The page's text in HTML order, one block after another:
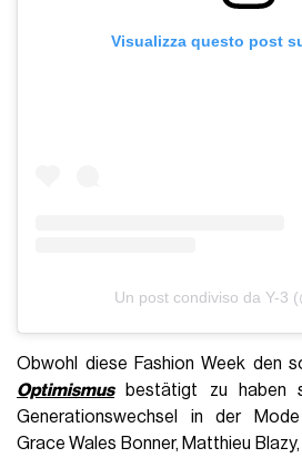
Visualizza questo post
Un post condiviso da Y-3
Obwohl diese Fashion Week den
Optimismusbestätigt zu haben
Generationswechsel in der
Grace Wales Bonner, Matthieu